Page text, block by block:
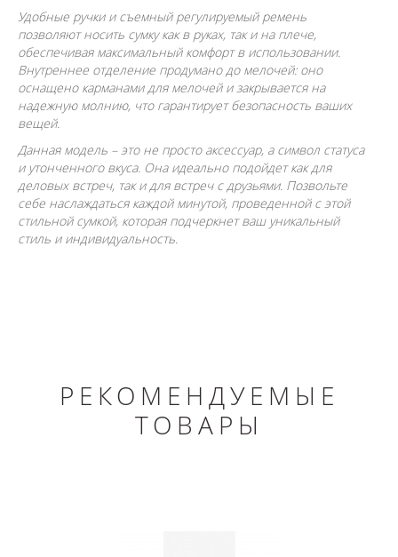
Удобные ручки и съемный регулируемый ремень
позволяют носить сумку как в руках, так и на плече,
обеспечивая максимальный комфорт в использовании.
Внутреннее отделение продумано до мелочей: оно
оснащено карманами для мелочей и закрывается на
надежную молнию, что гарантирует безопасность ваших
вещей.
Данная модель – это не просто аксессуар, а символ статуса
и утонченного вкуса. Она идеально подойдет как для
деловых встреч, так и для встреч с друзьями. Позвольте
себе наслаждаться каждой минутой, проведенной с этой
стильной сумкой, которая подчеркнет ваш уникальный
стиль и индивидуальность.
РЕКОМЕНДУЕМЫЕ
ТОВАРЫ